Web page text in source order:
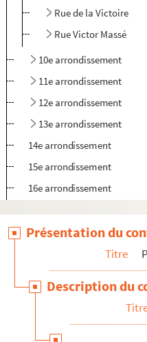
Rue de la Victoire
Rue Victor Massé
10e arrondissement
11e arrondissement
12e arrondissement
13e arrondissement
14e arrondissement
15e arrondissement
16e arrondissement
18e arrondissement
19e arrondissement
20e arrondissement
Présentation du
Titre
Description du